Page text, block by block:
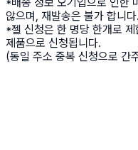
않으며, 재발송은 불가 합니다.
*젤 신청은 한 명당 한개로
제품으로 신청됩니다.
(동일 주소 중복 신청으로 간